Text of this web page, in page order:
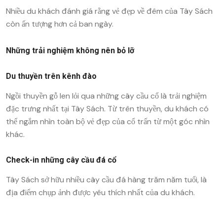
Nhiều du khách đánh giá rằng vẻ đẹp về đêm của Tây Sách
còn ấn tượng hơn cả ban ngày.
Những trải nghiệm không nên bỏ lỡ
Du thuyền trên kênh đào
Ngồi thuyền gỗ len lỏi qua những cây cầu cổ là trải nghiệm
đặc trưng nhất tại Tây Sách. Từ trên thuyền, du khách có
thể ngắm nhìn toàn bộ vẻ đẹp của cổ trấn từ một góc nhìn
khác.
Check-in những cây cầu đá cổ
Tây Sách sở hữu nhiều cây cầu đá hàng trăm năm tuổi, là
địa điểm chụp ảnh được yêu thích nhất của du khách.